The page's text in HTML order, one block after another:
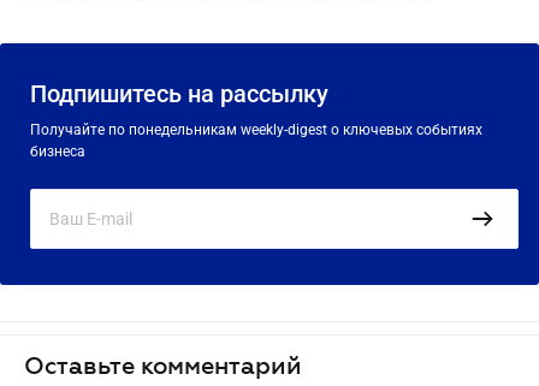
Подпишитесь на рассылку
Получайте по понедельникам weekly-digest о ключевых событиях
бизнеса
Оставьте комментарий